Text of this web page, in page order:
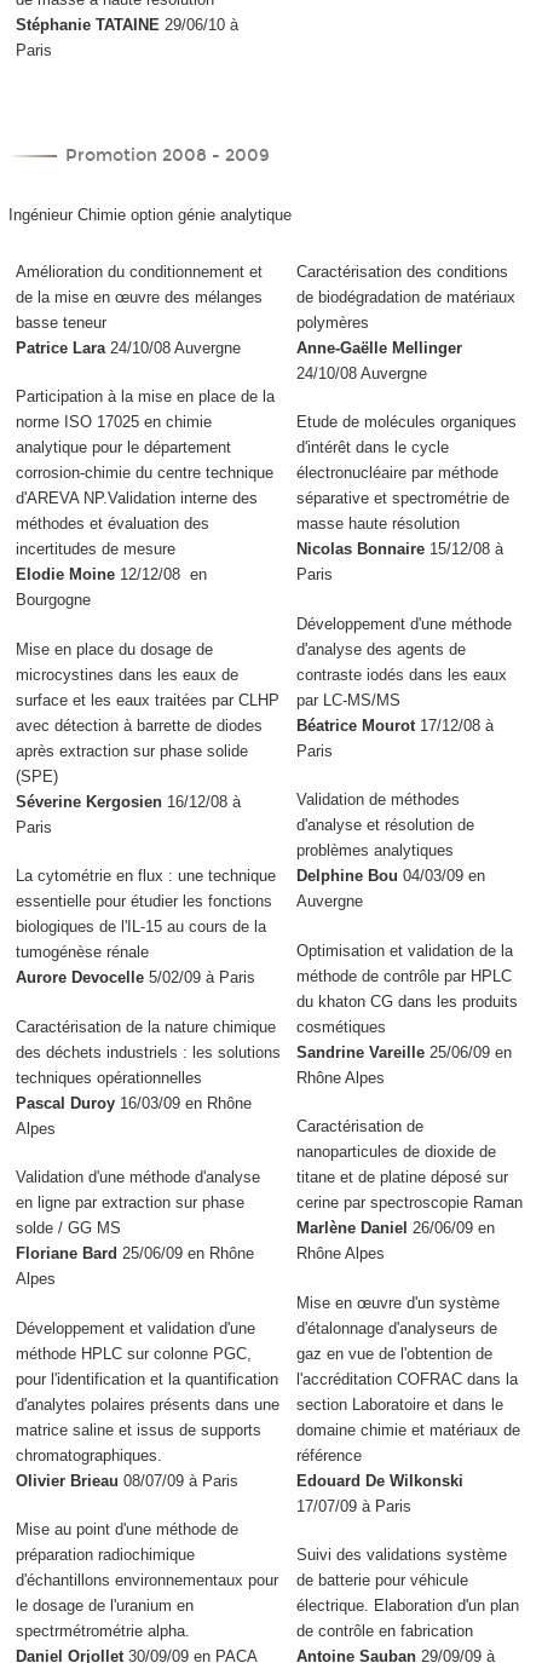
Stéphanie TATAINE 29/06/10 à
Paris
Promotion 2008 - 2009
Ingénieur Chimie option génie analytique
Amélioration du conditionnement et
de la mise en œuvre des mélanges
basse teneur
Patrice Lara 24/10/08 Auvergne
Participation à la mise en place de la
norme ISO 17025 en chimie
analytique pour le département
corrosion-chimie du centre technique
d'AREVA NP.Validation interne des
méthodes et évaluation des
incertitudes de mesure
Elodie Moine 12/12/08 en
Bourgogne
Mise en place du dosage de
microcystines dans les eaux de
surface et les eaux traitées par CLHP
avec détection à barrette de diodes
après extraction sur phase solide
(SPE)
Séverine Kergosien 16/12/08 à
Paris
La cytométrie en flux : une technique
essentielle pour étudier les fonctions
biologiques de l'IL-15 au cours de la
tumogénèse rénale
Aurore Devocelle 5/02/09 à Paris
Caractérisation de la nature chimique
des déchets industriels : les solutions
techniques opérationnelles
Pascal Duroy 16/03/09 en Rhône
Alpes
Validation d'une méthode d'analyse
en ligne par extraction sur phase
solde / GG MS
Floriane Bard 25/06/09 en Rhône
Alpes
Développement et validation d'une
méthode HPLC sur colonne PGC,
pour l'identification et la quantification
d'analytes polaires présents dans une
matrice saline et issus de supports
chromatographiques.
Olivier Brieau 08/07/09 à Paris
Mise au point d'une méthode de
préparation radiochimique
d'échantillons environnementaux pour
le dosage de l'uranium en
spectrmétrométrie alpha.
Daniel Orjollet30/09/09 en PACA
Caractérisation des conditions
de biodégradation de matériaux
polymères
Anne-Gaëlle Mellinger
24/10/08 Auvergne
Etude de molécules organiques
d'intérêt dans le cycle
électronucléaire par méthode
séparative et spectrométrie de
masse haute résolution
Nicolas Bonnaire 15/12/08 à
Paris
Développement d'une méthode
d'analyse des agents de
contraste iodés dans les eaux
par LC-MS/MS
Béatrice Mourot 17/12/08 à
Paris
Validation de méthodes
d'analyse et résolution de
problèmes analytiques
Delphine Bou 04/03/09 en
Auvergne
Optimisation et validation de la
méthode de contrôle par HPLC
du khaton CG dans les produits
cosmétiques
Sandrine Vareille 25/06/09 en
Rhône Alpes
Caractérisation de
nanoparticules de dioxide de
titane et de platine déposé sur
cerine par spectroscopie Raman
Marlène Daniel 26/06/09 en
Rhône Alpes
Mise en œuvre d'un système
d'étalonnage d'analyseurs de
gaz en vue de l'obtention de
l'accréditation COFRAC dans la
section Laboratoire et dans le
domaine chimie et matériaux de
référence
Edouard De Wilkonski
17/07/09 à Paris
Suivi des validations système
de batterie pour véhicule
électrique. Elaboration d'un plan
de contrôle en fabrication
Antoine Sauban 29/09/09 à